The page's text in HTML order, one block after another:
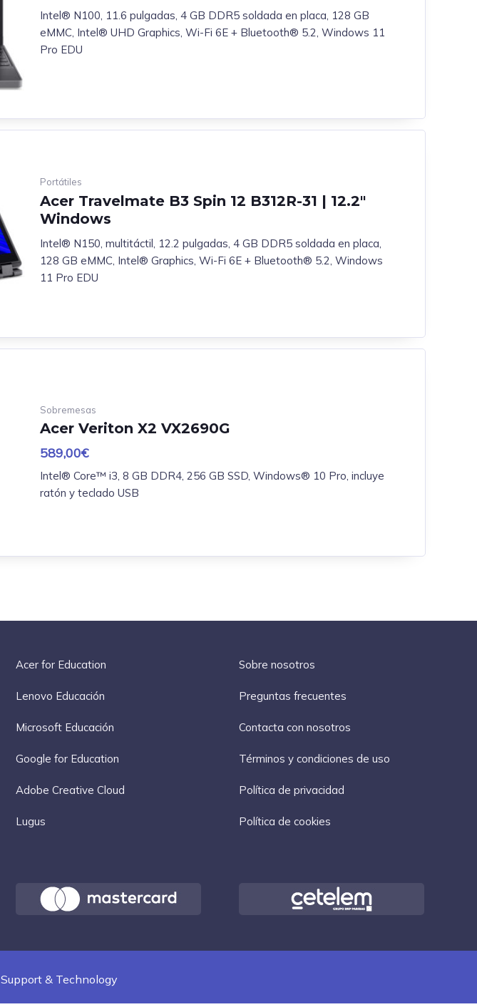
Intel® N100, 11.6 pulgadas, 4 GB DDR5 soldada en placa, 128 GB
eMMC, Intel® UHD Graphics, Wi-Fi 6E + Bluetooth® 5.2, Windows 11
Pro EDU
Portátiles
Acer Travelmate B3 Spin 12 B312R-31 | 12.2″
Windows
Intel® N150, multitáctil, 12.2 pulgadas, 4 GB DDR5 soldada en placa,
128 GB eMMC, Intel® Graphics, Wi-Fi 6E + Bluetooth® 5.2, Windows
11 Pro EDU
Sobremesas
Acer Veriton X2 VX2690G
589,00€
Intel® Core™ i3, 8 GB DDR4, 256 GB SSD, Windows® 10 Pro, incluye
ratón y teclado USB
Acer for Education
Lenovo Educación
Microsoft Educación
Google for Education
Adobe Creative Cloud
Lugus
Sobre nosotros
Preguntas frecuentes
Contacta con nosotros
Términos y condiciones de uso
Política de privacidad
Política de cookies
Support & Technology